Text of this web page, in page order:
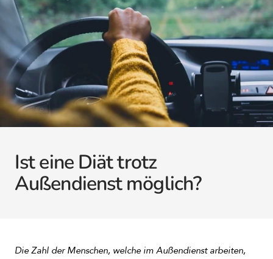
Ist eine Diät trotz
Außendienst möglich?
Die Zahl der Menschen, welche im Außendienst arbeiten,